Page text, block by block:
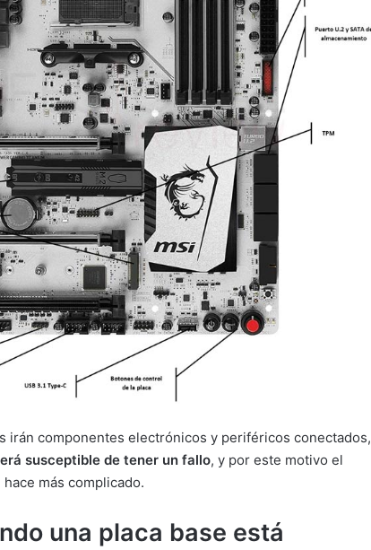
irán componentes electrónicos y periféricos conectados,
susceptible de tener un fallo, y por este motivo el
más complicado.
una placa base está